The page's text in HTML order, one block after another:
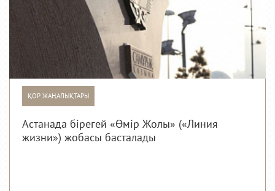
ҚОР ЖАҢАЛЫҚТАРЫ
Астанада бірегей «Өмір Жолы» («Линия
жизни») жобасы басталады